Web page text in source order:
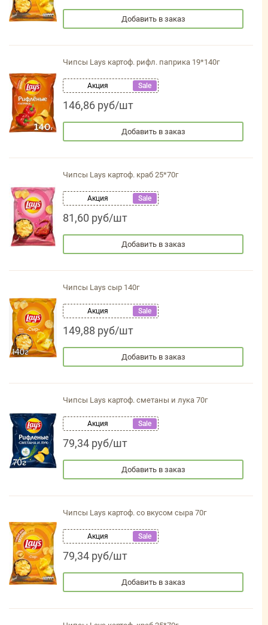
Добавить в заказ
Чипсы Lays картоф. рифл. паприка 19*140г
Акция Sale
146,86 руб/шт
Добавить в заказ
Чипсы Lays картоф. краб 25*70г
Акция Sale
81,60 руб/шт
Добавить в заказ
Чипсы Lays сыр 140г
Акция Sale
149,88 руб/шт
Добавить в заказ
Чипсы Lays картоф. сметаны и лука 70г
Акция Sale
79,34 руб/шт
Добавить в заказ
Чипсы Lays картоф. со вкусом сыра 70г
Акция Sale
79,34 руб/шт
Добавить в заказ